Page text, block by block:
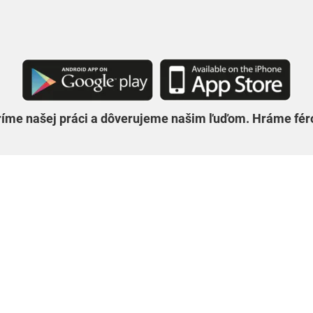
našej práci a dôverujeme našim ľuďom. Hráme